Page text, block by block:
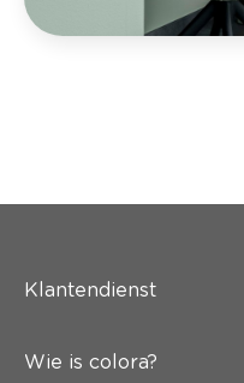
Klantendienst
Wie is colora?